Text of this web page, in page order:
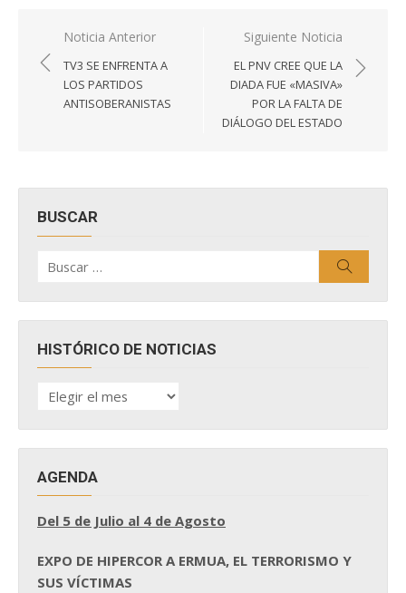
Navegación
de
entradas
Noticia Anterior
TV3 SE ENFRENTA A
LOS PARTIDOS
ANTISOBERANISTAS
Siguiente Noticia
EL PNV CREE QUE LA
DIADA FUE «MASIVA»
POR LA FALTA DE
DIÁLOGO DEL ESTADO
BUSCAR
por:
HISTÓRICO DE NOTICIAS
HISTÓRICO
DE
AGENDA
Del 5 de Julio al 4 de Agosto
EXPO DE HIPERCOR A ERMUA, EL TERRORISMO Y
SUS VÍCTIMAS